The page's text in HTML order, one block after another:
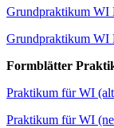
Grundpraktikum
Grundpraktikum WI
Formblätter
Praktikum für WI
Praktikum für WI